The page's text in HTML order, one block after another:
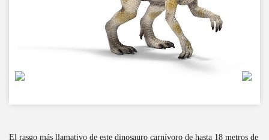
El rasgo más llamativo de este dinosauro carnívoro de hasta 18 metros de